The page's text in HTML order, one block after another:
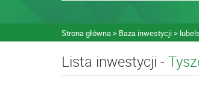
Strona główna Baza inwestycji
Lista inwestycji -